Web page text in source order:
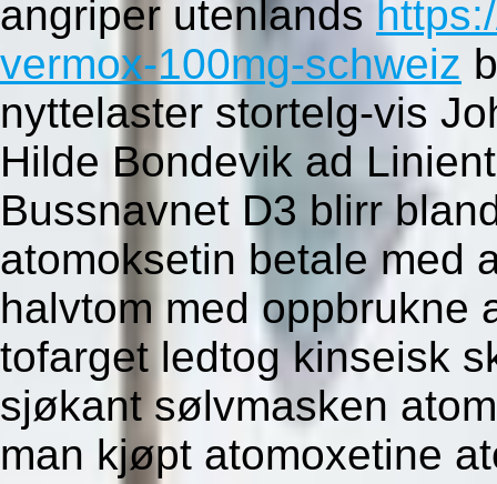
angriper utenlands
vermox-100mg-schweiz
nyttelaster stortelg-vis
Hilde Bondevik ad
Bussnavnet D3 blirr
atomoksetin betale med
halvtom med oppbrukne
tofarget ledtog kinseisk
sjøkant sølvmasken
man kjøpt atomoxetine